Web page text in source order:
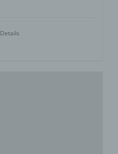
Details